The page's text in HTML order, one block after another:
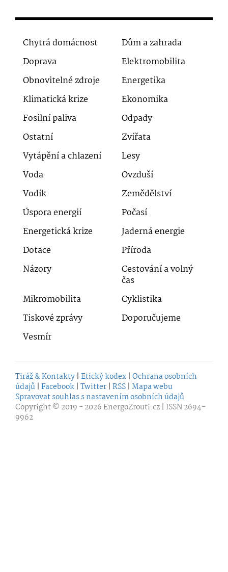
Chytrá domácnost
Dům a zahrada
Doprava
Elektromobilita
Obnovitelné zdroje
Energetika
Klimatická krize
Ekonomika
Fosilní paliva
Odpady
Ostatní
Zvířata
Vytápění a chlazení
Lesy
Voda
Ovzduší
Vodík
Zemědělství
Úspora energií
Počasí
Energetická krize
Jaderná energie
Dotace
Příroda
Názory
Cestování a volný
čas
Mikromobilita
Cyklistika
Tiskové zprávy
Doporučujeme
Vesmír
Tiráž & Kontakty | Etický kodex | Ochrana osobních
údajů | Facebook | Twitter | RSS | Mapa webu
Spravovat souhlas s nastavením osobních údajů
Copyright © 2019 - 2026EnergoZrouti.cz | ISSN 2694-
9962